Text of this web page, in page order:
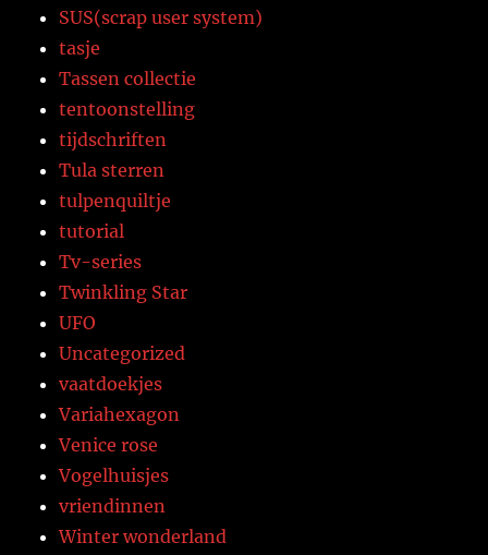
SUS(scrap user system)
tasje
Tassen collectie
tentoonstelling
tijdschriften
Tula sterren
tulpenquiltje
tutorial
Tv-series
Twinkling Star
UFO
Uncategorized
vaatdoekjes
Variahexagon
Venice rose
Vogelhuisjes
vriendinnen
Winter wonderland